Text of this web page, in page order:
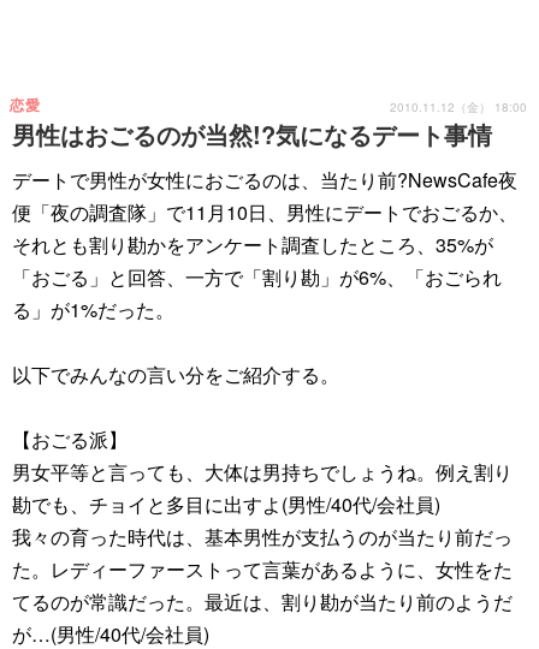
男性はおごるのが当然!?気になるデート事情
恋愛 2010.11.12（金） 18:00
デートで男性が女性におごるのは、当たり前?NewsCafe夜
便「夜の調査隊」で11月10日、男性にデートでおごるか、
それとも割り勘かをアンケート調査したところ、35%が
「おごる」と回答、一方で「割り勘」が6%、「おごられ
る」が1%だった。
以下でみんなの言い分をご紹介する。
【おごる派】
男女平等と言っても、大体は男持ちでしょうね。例え割り
勘でも、チョイと多目に出すよ(男性/40代/会社員)
我々の育った時代は、基本男性が支払うのが当たり前だっ
た。レディーファーストって言葉があるように、女性をた
てるのが常識だった。最近は、割り勘が当たり前のようだ
が…(男性/40代/会社員)